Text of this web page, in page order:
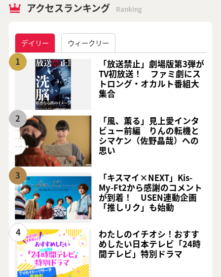
アクセスランキング Ranking
デイリー ウィークリー
1
「放送禁止」劇場版第3弾が
TV初放送！ ファミ劇にス
トロング・オカルト番組大
集合
2
「風、薫る」見上愛インタ
ビュー前編 りんの転機と
シマケン（佐野晶哉）への
思い
3
「キスマイ×NEXT」Kis-
My-Ft2から感謝のコメント
が到着！ USEN連動企画
「推しリク」も始動
4
わたしのイチオシ！おすす
めしたい日本テレビ「24時
間テレビ」特別ドラマ